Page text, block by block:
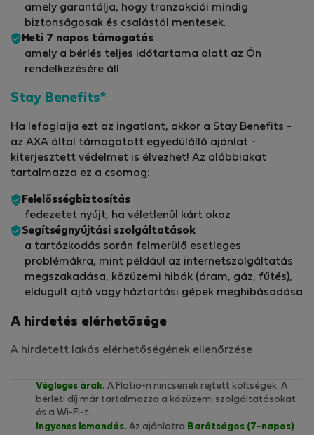
amely garantálja, hogy tranzakciói mindig
biztonságosak és csalástól mentesek.
Heti 7 napos támogatás
amely a bérlés teljes időtartama alatt az Ön
rendelkezésére áll
Stay Benefits*
Ha lefoglalja ezt az ingatlant, akkor a Stay Benefits -
az AXA által támogatott egyedülálló ajánlat -
kiterjesztett védelmet is élvezhet! Az alábbiakat
tartalmazza ez a csomag:
Felelősségbiztosítás
fedezetet nyújt, ha véletlenül kárt okoz
Segítségnyújtási szolgáltatások
a tartózkodás során felmerülő esetleges
problémákra, mint például az internetszolgáltatás
megszakadása, közüzemi hibák (áram, gáz, fűtés),
eldugult ajtó vagy háztartási gépek meghibásodása
A hirdetés elérhetősége
A hirdetett lakás elérhetőségének ellenőrzése
Végleges árak. A Flatio-n nincsenek rejtett költségek. A
bérleti díj már tartalmazza a közüzemi szolgáltatásokat
és a Wi-Fi-t.
Ingyenes lemondás. Az ajánlatra Barátságos (7-napos)